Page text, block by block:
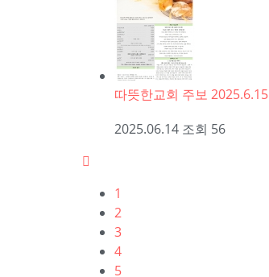
따뜻한교회 주보 2025.6.15
2025.06.14 조회 56
1
2
3
4
5